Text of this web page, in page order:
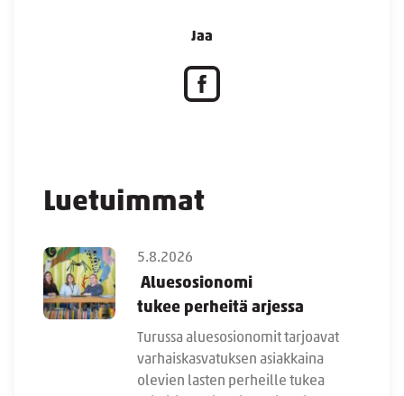
Luetuimmat
5.8.2026
Aluesosionomi
tukee perheitä arjessa
Turussa aluesosionomit tarjoavat
varhaiskasvatuksen asiakkaina
olevien lasten perheille tukea
Jaa